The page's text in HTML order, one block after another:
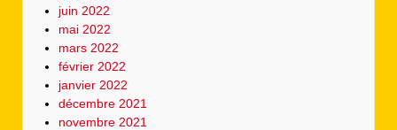
juin 2022
mai 2022
mars 2022
février 2022
janvier 2022
décembre 2021
novembre 2021